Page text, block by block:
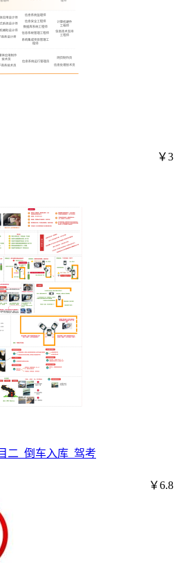
￥3
二_倒车入库_驾考
￥6.8